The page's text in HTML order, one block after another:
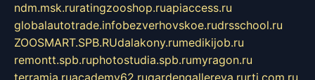
ndm.msk.ruratingzooshop.ruapiaccess.ru
globalautotrade.infobezverhovskoe.rudrsschool.ru
ZOOSMART.SPB.RUdalakony.rumedikijob.ru
remontt.spb.ruphotostudia.spb.rumyragon.ru